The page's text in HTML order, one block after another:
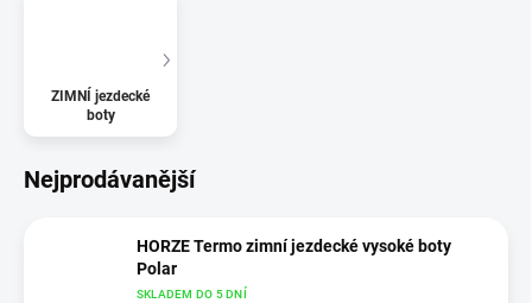
ZIMNÍ jezdecké
boty
Nejprodávanější
HORZE Termo zimní jezdecké vysoké boty
Polar
SKLADEM DO 5 DNÍ